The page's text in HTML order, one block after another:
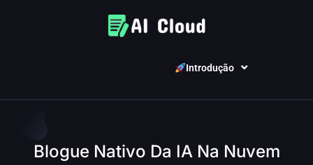
Introdução
Blogue Nativo Da IA Na Nuvem